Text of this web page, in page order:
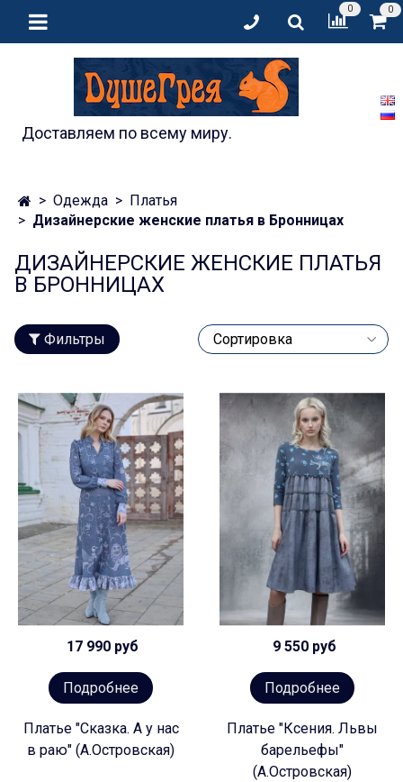
0 0
Доставляем по всему миру.
Одежда
Платья
Дизайнерские женские платья в Бронницах
ДИЗАЙНЕРСКИЕ ЖЕНСКИЕ ПЛАТЬЯ
В БРОННИЦАХ
Фильтры
17 990 руб
Подробнее
Платье "Сказка. А у нас
в раю" (А.Островская)
9 550 руб
Подробнее
Платье "Ксения. Львы
барельефы"
(А.Островская)